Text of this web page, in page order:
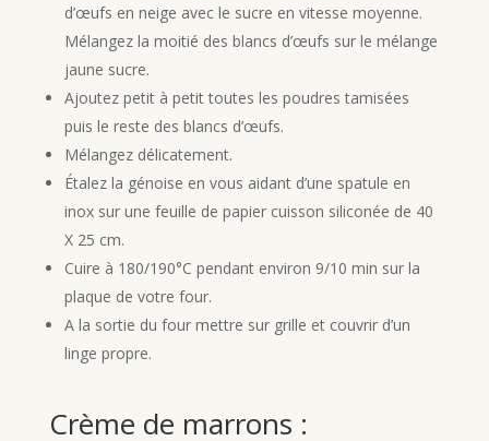
d’œufs en neige avec le sucre en vitesse moyenne.
Mélangez la moitié des blancs d’œufs sur le mélange
jaune sucre.
Ajoutez petit à petit toutes les poudres tamisées
puis le reste des blancs d’œufs.
Mélangez délicatement.
Étalez la génoise en vous aidant d’une spatule en
inox sur une feuille de papier cuisson siliconée de 40
X 25 cm.
Cuire à 180/190°C pendant environ 9/10 min sur la
plaque de votre four.
A la sortie du four mettre sur grille et couvrir d’un
linge propre.
Crème de marrons :